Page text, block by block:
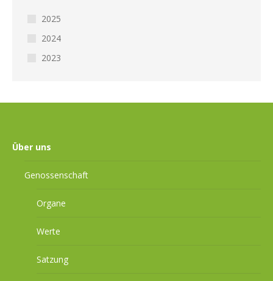
2025
2024
2023
Über uns
Genossenschaft
Organe
Werte
Satzung